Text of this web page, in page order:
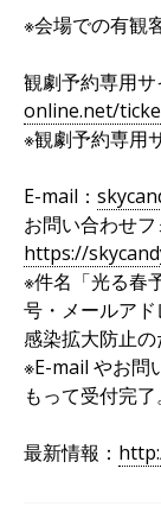
※会場での有観
観劇予約専用サ
online.net/
※観劇予約専用
E-mail：
お問い合わせフ
https://
※件名「光る春
号・メールア
感染拡大防止の
※E-mail やお問
もって受付完了。
最新情報：